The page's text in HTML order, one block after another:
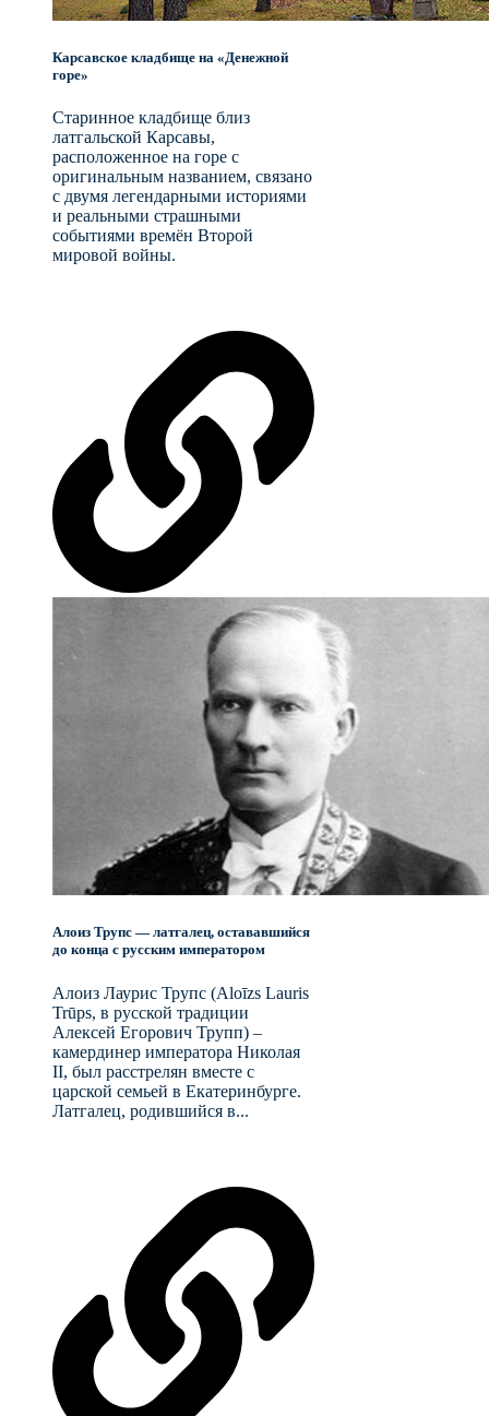
Карсавское кладбище на «Денежной
горе»
Старинное кладбище близ
латгальской Карсавы,
расположенное на горе с
оригинальным названием, связано
с двумя легендарными историями
и реальными страшными
событиями времён Второй
мировой войны.
Алоиз Трупс — латгалец, остававшийся
до конца с русским императором
Алоиз Лаурис Трупс (Aloīzs Lauris
Trūps, в русской традиции
Алексей Егорович Трупп) –
камердинер императора Николая
II, был расстрелян вместе с
царской семьей в Екатеринбурге.
Латгалец, родившийся в...